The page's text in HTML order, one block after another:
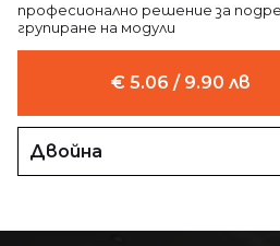
професионално решение за
групиране на модули
€ 5.06 / 9.90 лв
Двойна